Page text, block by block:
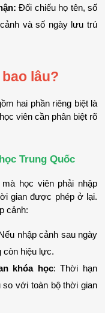
Đối chiếu họ tên, số
và số ngày lưu trú
lâu?
hai phần riêng biệt là
viên cần phân biệt rõ
Trung Quốc
học viên phải nhập
cảnh:
nhập cảnh sau ngày
còn hiệu lực.
khóa học: Thời hạn
so với toàn bộ thời gian